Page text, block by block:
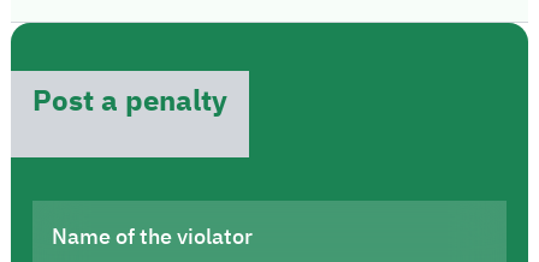
Post a penalty
Name of the violator